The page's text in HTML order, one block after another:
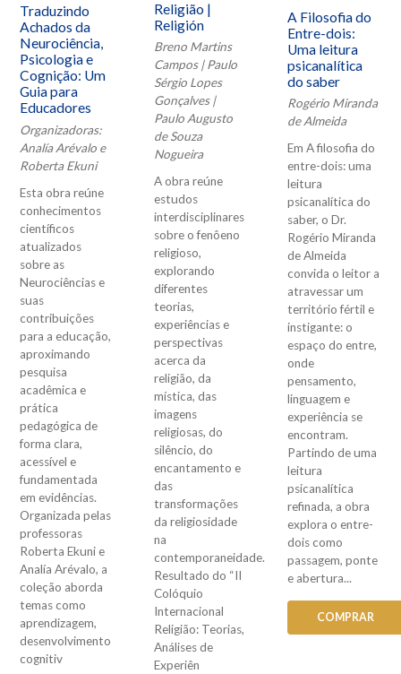
Traduzindo
Achados da
Neurociência,
Psicologia e
Cognição: Um
Guia para
Educadores
Organizadoras:
Analía Arévalo e
Roberta Ekuni
Esta obra reúne
conhecimentos
científicos
atualizados
sobre as
Neurociências e
suas
contribuições
para a educação,
aproximando
pesquisa
acadêmica e
prática
pedagógica de
forma clara,
acessível e
fundamentada
em evidências.
Organizada pelas
professoras
Roberta Ekuni e
Analía Arévalo, a
coleção aborda
temas como
aprendizagem,
desenvolvimento
cognitiv
Religião |
Religión
Breno Martins
Campos | Paulo
Sérgio Lopes
Gonçalves |
Paulo Augusto
de Souza
Nogueira
A obra reúne
estudos
interdisciplinares
sobre o fenôeno
religioso,
explorando
diferentes
teorias,
experiências e
perspectivas
acerca da
religião, da
mística, das
imagens
religiosas, do
silêncio, do
encantamento e
das
transformações
da religiosidade
na
contemporaneidade.
Resultado do “II
Colóquio
Internacional
Religião: Teorias,
Análises de
Experiên
A Filosofia do
Entre-dois:
Uma leitura
psicanalítica
do saber
Rogério Miranda
de Almeida
Em A filosofia do
entre-dois: uma
leitura
psicanalítica do
saber, o Dr.
Rogério Miranda
de Almeida
convida o leitor a
atravessar um
território fértil e
instigante: o
espaço do entre,
onde
pensamento,
linguagem e
experiência se
encontram.
Partindo de uma
leitura
psicanalítica
refinada, a obra
explora o entre-
dois como
passagem, ponte
e abertura...
COMPRAR